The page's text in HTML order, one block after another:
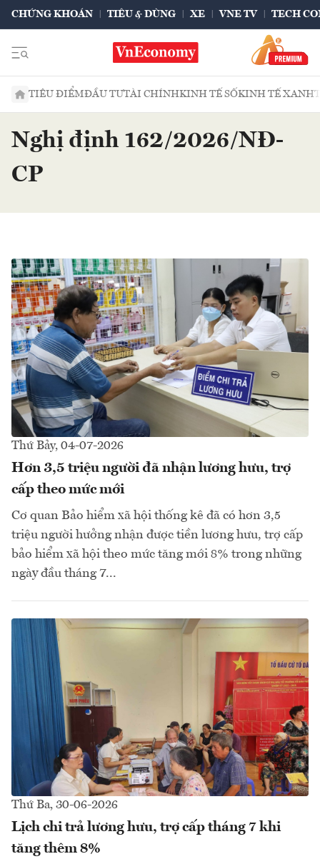
CHỨNG KHOÁN TIÊU & DÙNG XE VNE TV TECH
TIÊU ĐIỂMĐẦU TƯTÀI CHÍNHKINH TẾ SỐKINH TẾ XANH
Nghị định 162/2026/NĐ-
CP
Thứ Bảy, 04-07-2026
Hơn 3,5 triệu người đã nhận lương hưu, trợ
cấp theo mức mới
Cơ quan Bảo hiểm xã hội thống kê đã có hơn 3,5
triệu người hưởng nhận được tiền lương hưu, trợ cấp
bảo hiểm xã hội theo mức tăng mới 8% trong những
ngày đầu tháng 7...
Thứ Ba, 30-06-2026
Lịch chi trả lương hưu, trợ cấp tháng 7 khi
tăng thêm 8%